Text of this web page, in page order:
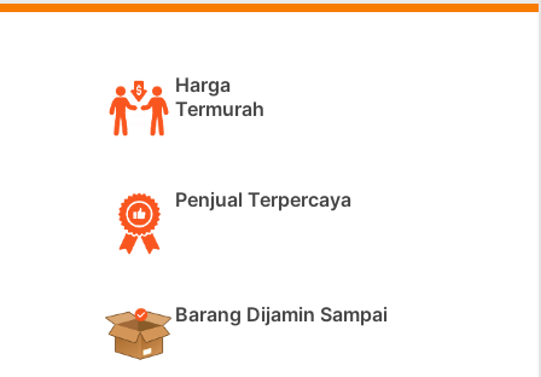
Harga
Termurah
Penjual Terpercaya
Barang Dijamin Sampai